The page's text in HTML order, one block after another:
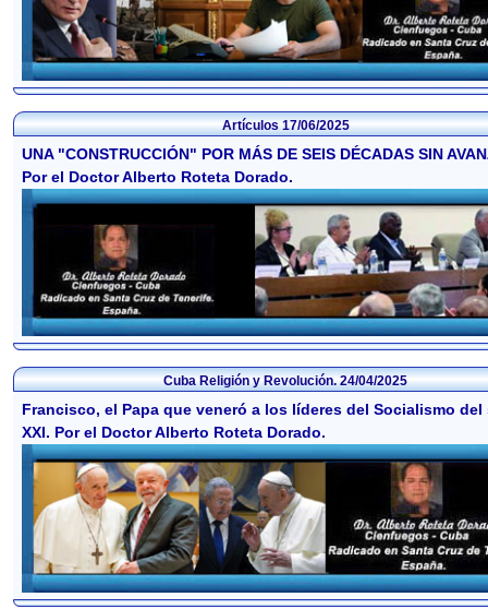
Artículos17/06/2025
UNA "CONSTRUCCIÓN" POR MÁS DE SEIS DÉCADAS SIN
Por el Doctor Alberto Roteta Dorado.
Cuba Religión y Revolución.24/04/2025
Francisco, el Papa que veneró a los líderes del Socialismo
XXI. Por el Doctor Alberto Roteta Dorado.